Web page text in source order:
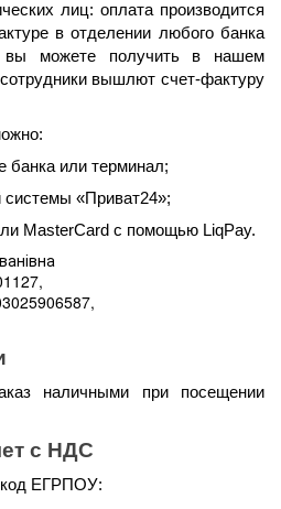
лиц: оплата производится
в отделении любого банка
вы можете получить в нашем
вышлют счет-фактуру
или терминал;
«Приват24»;
MasterCard с помощью LiqPay.
наличными при посещении
с НДС
код ЕГРПОУ: